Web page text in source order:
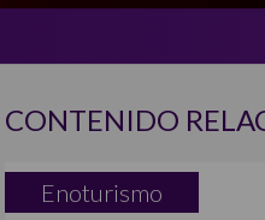
CONTENIDO
Enoturismo